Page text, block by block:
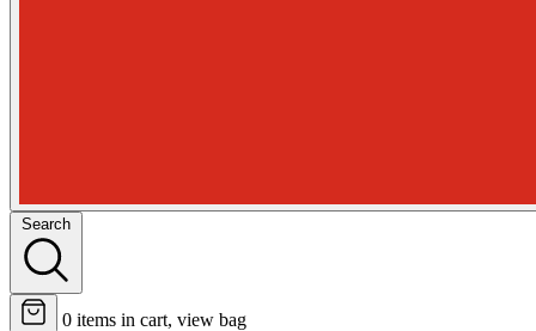
Search
0 items in cart, view bag